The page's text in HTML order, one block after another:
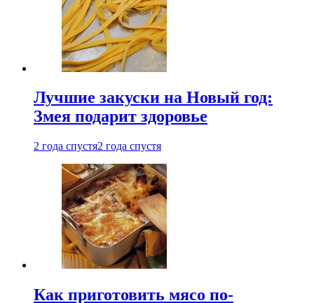
Лучшие закуски на Новый год:
Змея подарит здоровье
2 года спустя2 года спустя
Как приготовить мясо по-